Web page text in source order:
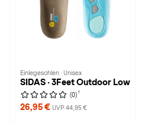
Einlegesohlen · Unisex
SIDAS · 3Feet Outdoor Low
(0) 1
26,95 € UVP 44,95 €